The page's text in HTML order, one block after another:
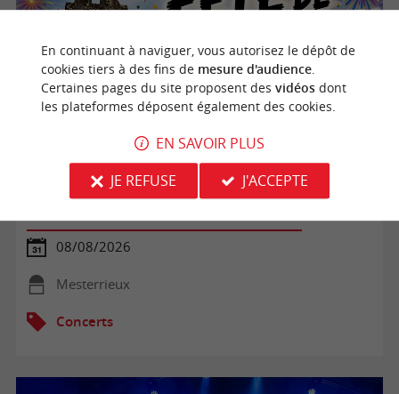
Fête de Mesterrieux
08/08/2026
Mesterrieux
Concerts
En continuant à naviguer, vous autorisez le dépôt de
cookies tiers à des fins de mesure d'audience.
Certaines pages du site proposent des vidéosdont
les plateformes déposent également des cookies.
EN SAVOIR PLUS
JE REFUSE
J'ACCEPTE